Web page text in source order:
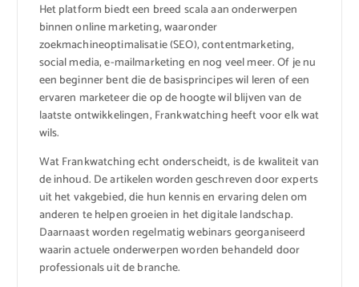
Het platform biedt een breed scala aan onderwerpen
binnen online marketing, waaronder
zoekmachineoptimalisatie (SEO), contentmarketing,
social media, e-mailmarketing en nog veel meer. Of je nu
een beginner bent die de basisprincipes wil leren of een
ervaren marketeer die op de hoogte wil blijven van de
laatste ontwikkelingen, Frankwatching heeft voor elk wat
wils.
Wat Frankwatching echt onderscheidt, is de kwaliteit van
de inhoud. De artikelen worden geschreven door experts
uit het vakgebied, die hun kennis en ervaring delen om
anderen te helpen groeien in het digitale landschap.
Daarnaast worden regelmatig webinars georganiseerd
waarin actuele onderwerpen worden behandeld door
professionals uit de branche.